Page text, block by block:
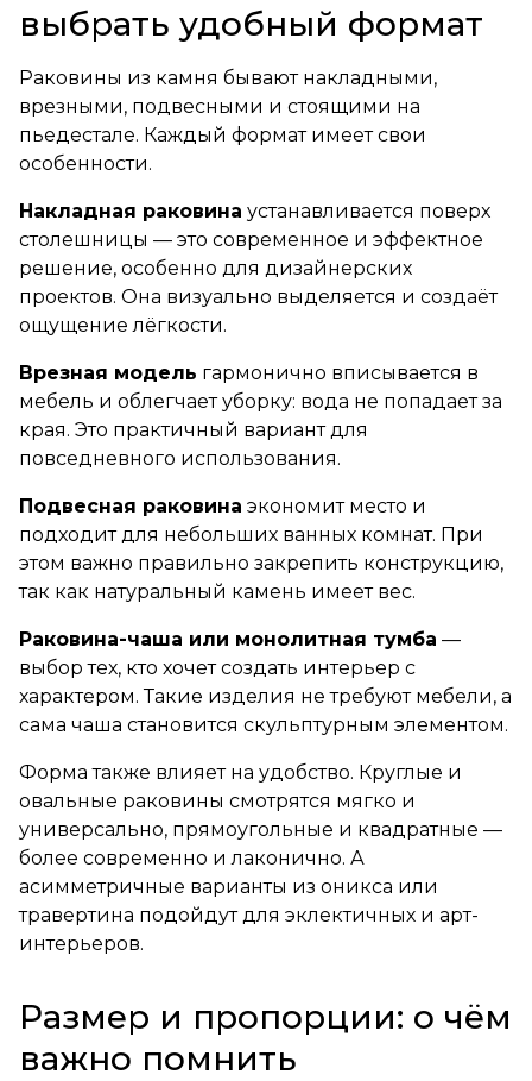
выбрать удобный формат
Раковины из камня бывают накладными,
врезными, подвесными и стоящими на
пьедестале. Каждый формат имеет свои
особенности.
Накладная раковина устанавливается поверх
столешницы — это современное и эффектное
решение, особенно для дизайнерских
проектов. Она визуально выделяется и создаёт
ощущение лёгкости.
Врезная модель гармонично вписывается в
мебель и облегчает уборку: вода не попадает за
края. Это практичный вариант для
повседневного использования.
Подвесная раковина экономит место и
подходит для небольших ванных комнат. При
этом важно правильно закрепить конструкцию,
так как натуральный камень имеет вес.
Раковина-чаша или монолитная тумба —
выбор тех, кто хочет создать интерьер с
характером. Такие изделия не требуют мебели, а
сама чаша становится скульптурным элементом.
Форма также влияет на удобство. Круглые и
овальные раковины смотрятся мягко и
универсально, прямоугольные и квадратные —
более современно и лаконично. А
асимметричные варианты из оникса или
травертина подойдут для эклектичных и арт-
интерьеров.
Размер и пропорции: о чём
важно помнить